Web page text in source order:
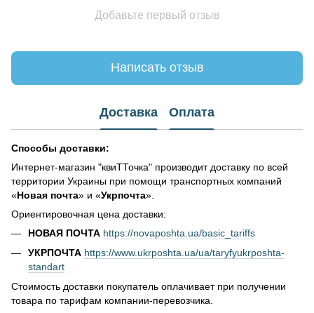
Добавьте первый отзыв
Написать отзыв
Доставка Оплата
Способы доставки:
Интернет-магазин "квиТТочка" производит доставку по всей
территории Украины при помощи транспортных компаний
«Новая почта» и «Укрпочта».
Ориентировочная цена доставки:
НОВАЯ ПОЧТА https://novaposhta.ua/basic_tariffs
УКРПОЧТА https://www.ukrposhta.ua/ua/taryfyukrposhta-
standart
Стоимость доставки покупатель оплачивает при получении
товара по тарифам компании-перевозчика.